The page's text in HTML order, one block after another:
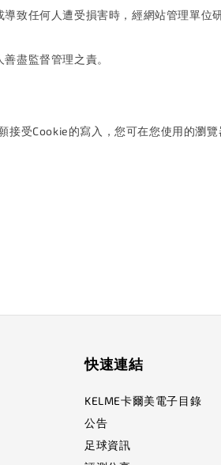
致任何人遭受損害時，經網站管理單位
盡監督管理之責。
受Cookie的寫入，您可在您使用的瀏
快速連結
KELME卡爾美電子目錄
公告
足球資訊